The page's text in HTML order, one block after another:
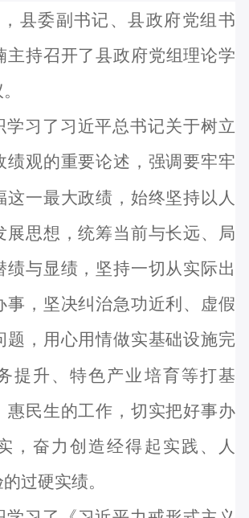
县委副书记、县政府党组书
主持召开了县政府党组理论学
学习了习近平总书记关于树立
绩观的重要论述，强调要牢牢
这一最大政绩，始终坚持以人
展思想，统筹当前与长远、局
绩与显绩，坚持一切从实际出
事，坚决纠治急功近利、虚假
题，用心用情做实基础设施完
提升、特色产业培育等打基
惠民生的工作，切实把好事办
，奋力创造经得起实践、人
过硬实绩。